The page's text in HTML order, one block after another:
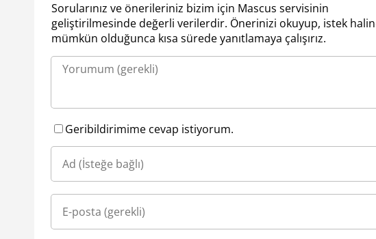
Sorularınız ve önerileriniz bizim için Mascus servisinin
geliştirilmesinde değerli verilerdir. Önerinizi okuyup, istek
mümkün olduğunca kısa sürede yanıtlamaya çalışırız.
Geribildirimime cevap istiyorum.